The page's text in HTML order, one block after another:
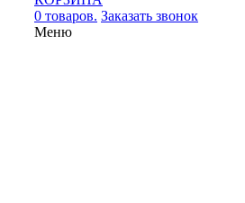
0 товаров. Заказать звонок
Меню